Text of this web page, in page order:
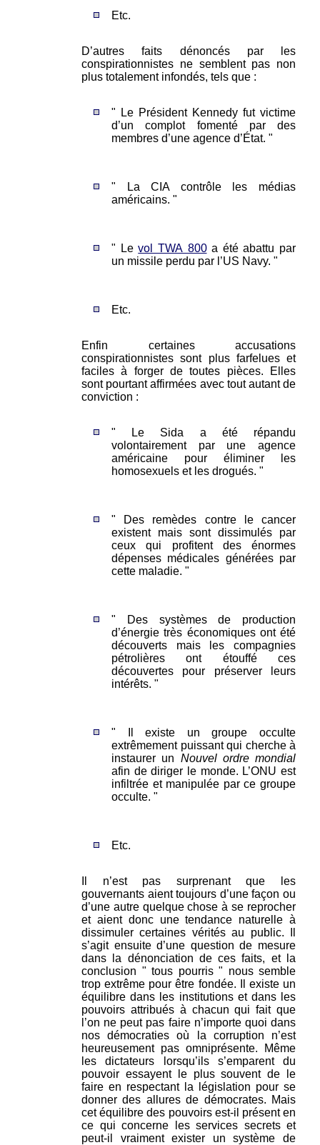
Etc.
D’autres faits dénoncés par les
conspirationnistes ne semblent pas non
plus totalement infondés, tels que :
" Le Président Kennedy fut victime
d’un complot fomenté par des
membres d’une agence d’État. "
" La CIA contrôle les médias
américains. "
" Levol TWA 800a été abattu par
un missile perdu par l’US Navy. "
Etc.
Enfin certaines accusations
conspirationnistes sont plus farfelues et
faciles à forger de toutes pièces. Elles
sont pourtant affirmées avec tout autant de
conviction :
" Le Sida a été répandu
volontairement par une agence
américaine pour éliminer les
homosexuels et les drogués. "
" Des remèdes contre le cancer
existent mais sont dissimulés par
ceux qui profitent des énormes
dépenses médicales générées par
cette maladie. "
" Des systèmes de production
d’énergie très économiques ont été
découverts mais les compagnies
pétrolières ont étouffé ces
découvertes pour préserver leurs
intérêts. "
" Il existe un groupe occulte
extrêmement puissant qui cherche à
instaurer un Nouvel ordre mondial
afin de diriger le monde. L’ONU est
infiltrée et manipulée par ce groupe
occulte. "
Etc.
Il n’est pas surprenant que les
gouvernants aient toujours d’une façon ou
d’une autre quelque chose à se reprocher
et aient donc une tendance naturelle à
dissimuler certaines vérités au public. Il
s’agit ensuite d’une question de mesure
dans la dénonciation de ces faits, et la
conclusion " tous pourris " nous semble
trop extrême pour être fondée. Il existe un
équilibre dans les institutions et dans les
pouvoirs attribués à chacun qui fait que
l’on ne peut pas faire n’importe quoi dans
nos démocraties où la corruption n’est
heureusement pas omniprésente. Même
les dictateurs lorsqu’ils s’emparent du
pouvoir essayent le plus souvent de le
faire en respectant la législation pour se
donner des allures de démocrates. Mais
cet équilibre des pouvoirs est-il présent en
ce qui concerne les services secrets et
peut-il vraiment exister un système de